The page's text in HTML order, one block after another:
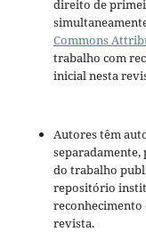
direito de
Commons
trabalho com
inicial nesta
Autores têm
do trabalho
repositório
reconhecimento
revista.